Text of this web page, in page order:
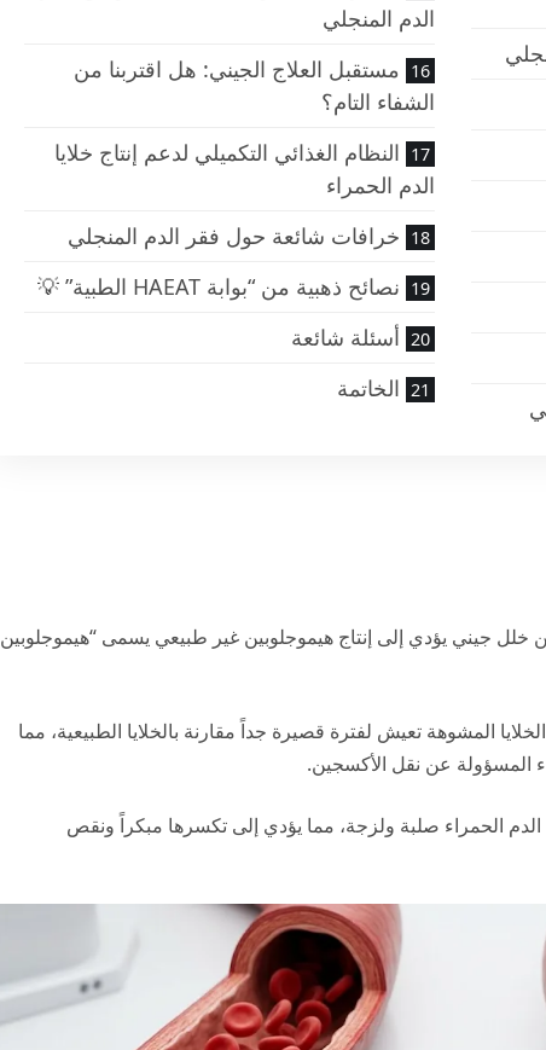
الدم المنجلي
مستقبل العلاج الجيني: هل اقتربنا من
الشفاء التام؟
النظام الغذائي التكميلي لدعم إنتاج خلايا
الدم الحمراء
خرافات شائعة حول فقر الدم المنجلي
نصائح ذهبية من “بوابة HAEAT الطبية” 💡
أسئلة شائعة
الخاتمة
جيني يؤدي إلى إنتاج هيموجلوبين غير طبيعي يسمى “هيموجلوبين
المشوهة تعيش لفترة قصيرة جداً مقارنة بالخلايا الطبيعية، مما
المسؤولة عن نقل الأكسجين.
الدم الحمراء صلبة ولزجة، مما يؤدي إلى تكسرها مبكراً ونقص